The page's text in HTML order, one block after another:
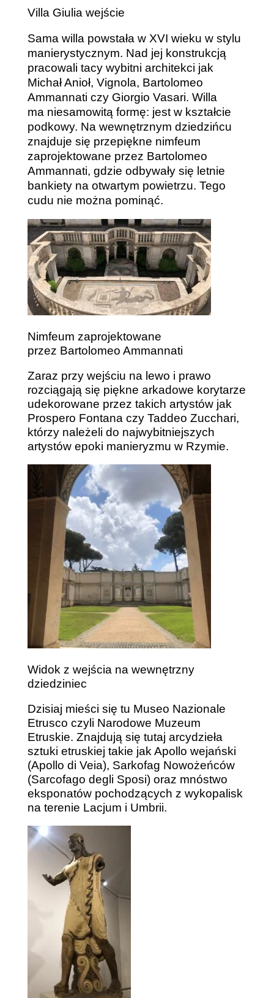
Villa Giulia wejście
Sama willa powstała w XVI wieku w stylu
manierystycznym. Nad jej konstrukcją
pracowali tacy wybitni architekci jak
Michał Anioł, Vignola, Bartolomeo
Ammannati czy Giorgio Vasari. Willa
ma niesamowitą formę: jest w kształcie
podkowy. Na wewnętrznym dziedzińcu
znajduje się przepiękne nimfeum
zaprojektowane przez Bartolomeo
Ammannati, gdzie odbywały się letnie
bankiety na otwartym powietrzu. Tego
cudu nie można pominąć.
Nimfeum zaprojektowane
przez Bartolomeo Ammannati
Zaraz przy wejściu na lewo i prawo
rozciągają się piękne arkadowe korytarze
udekorowane przez takich artystów jak
Prospero Fontana czy Taddeo Zucchari,
którzy należeli do najwybitniejszych
artystów epoki manieryzmu w Rzymie.
Widok z wejścia na wewnętrzny
dziedziniec
Dzisiaj mieści się tu Museo Nazionale
Etrusco czyli Narodowe Muzeum
Etruskie. Znajdują się tutaj arcydzieła
sztuki etruskiej takie jak Apollo wejański
(Apollo di Veia), Sarkofag Nowożeńców
(Sarcofago degli Sposi) oraz mnóstwo
eksponatów pochodzących z wykopalisk
na terenie Lacjum i Umbrii.